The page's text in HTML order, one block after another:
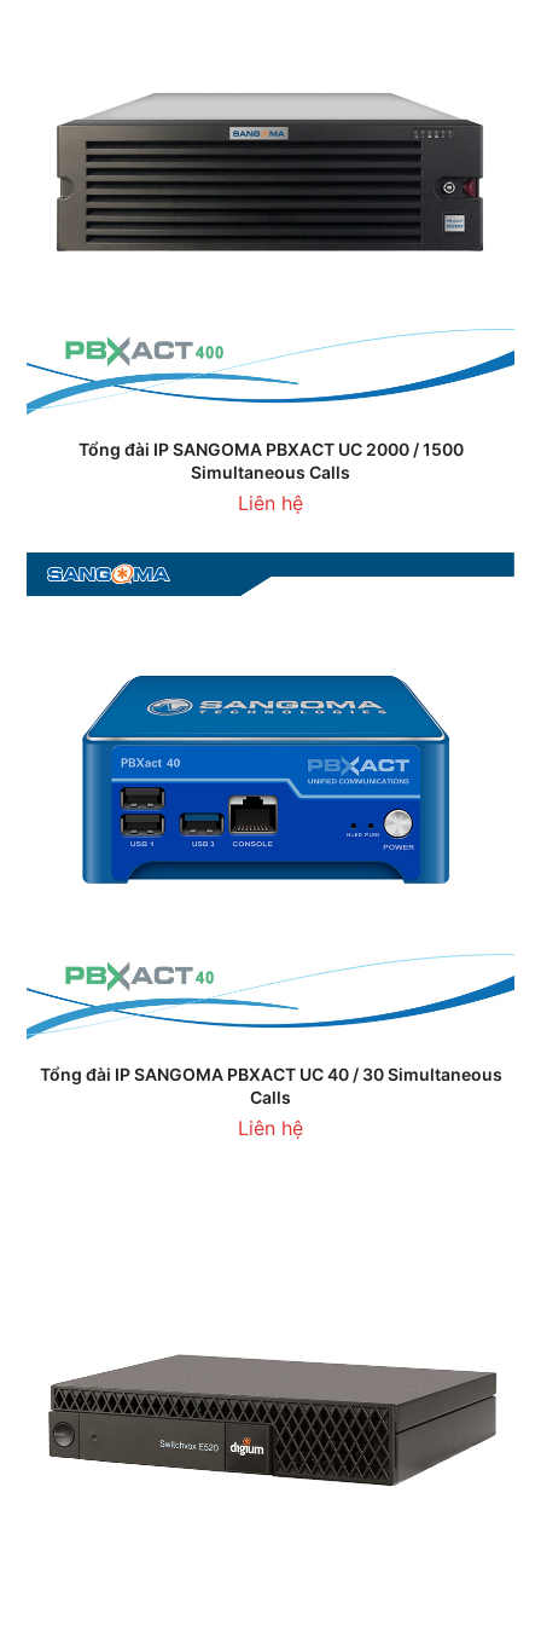
Tổng đài IP SANGOMA PBXACT UC 2000 / 1500
Simultaneous Calls
Liên hệ
Tổng đài IP SANGOMA PBXACT UC 40 / 30 Simultaneous
Calls
Liên hệ